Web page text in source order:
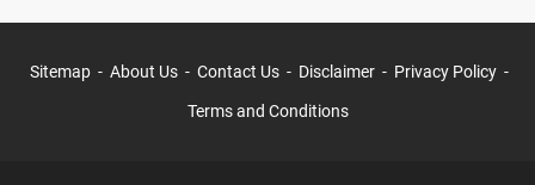
Sitemap About Us Contact Us Disclaimer Privacy Policy
Terms and Conditions